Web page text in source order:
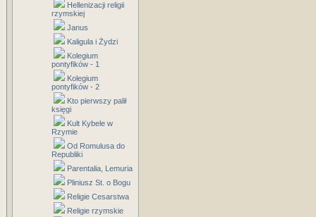
Hellenizacji religii
rzymskiej
Janus
Kaligula i Żydzi
Kolegium
pontyfików - 1
Kolegium
pontyfików - 2
Kto pierwszy palił
księgi
Kult Kybele w
Rzymie
Od Romulusa do
Republiki
Parentalia, Lemuria
Pliniusz St. o Bogu
Religie Cesarstwa
Religie rzymskie